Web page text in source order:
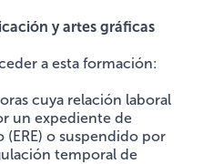
y artes gráficas
a esta formación:
cuya relación laboral
un expediente de
o suspendido por
temporal de